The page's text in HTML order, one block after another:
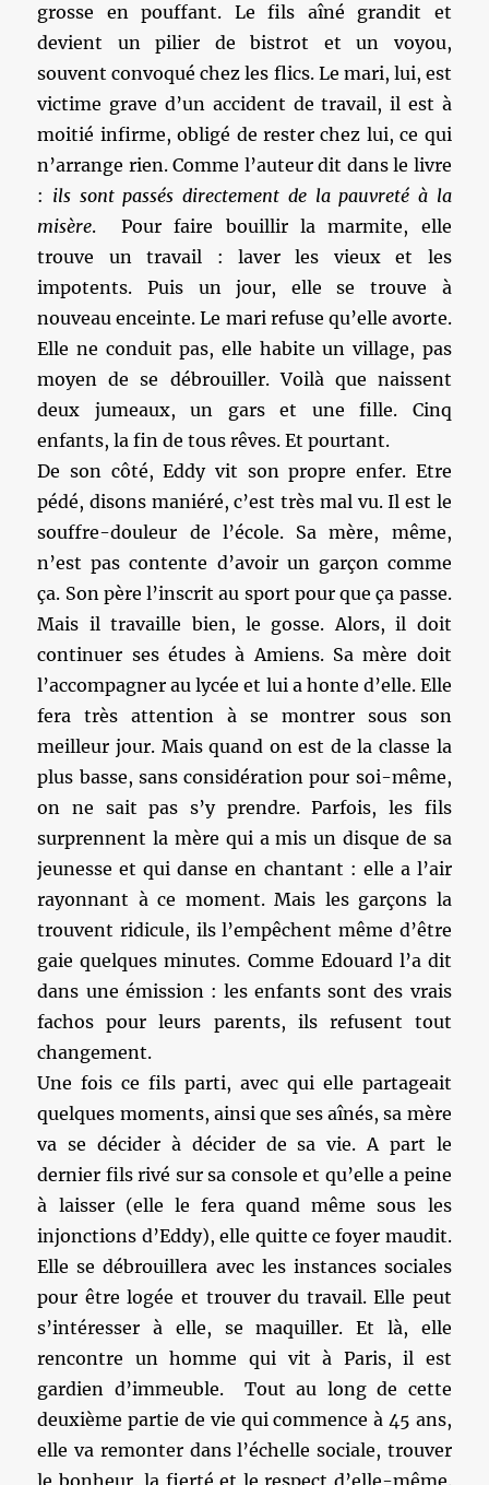
grosse en pouffant. Le fils aîné grandit et
devient un pilier de bistrot et un voyou,
souvent convoqué chez les flics. Le mari, lui, est
victime grave d’un accident de travail, il est à
moitié infirme, obligé de rester chez lui, ce qui
n’arrange rien. Comme l’auteur dit dans le livre
: ils sont passés directement de la pauvreté à la
misère. Pour faire bouillir la marmite, elle
trouve un travail : laver les vieux et les
impotents. Puis un jour, elle se trouve à
nouveau enceinte. Le mari refuse qu’elle avorte.
Elle ne conduit pas, elle habite un village, pas
moyen de se débrouiller. Voilà que naissent
deux jumeaux, un gars et une fille. Cinq
enfants, la fin de tous rêves. Et pourtant.
De son côté, Eddy vit son propre enfer. Etre
pédé, disons maniéré, c’est très mal vu. Il est le
souffre-douleur de l’école. Sa mère, même,
n’est pas contente d’avoir un garçon comme
ça. Son père l’inscrit au sport pour que ça passe.
Mais il travaille bien, le gosse. Alors, il doit
continuer ses études à Amiens. Sa mère doit
l’accompagner au lycée et lui a honte d’elle. Elle
fera très attention à se montrer sous son
meilleur jour. Mais quand on est de la classe la
plus basse, sans considération pour soi-même,
on ne sait pas s’y prendre. Parfois, les fils
surprennent la mère qui a mis un disque de sa
jeunesse et qui danse en chantant : elle a l’air
rayonnant à ce moment. Mais les garçons la
trouvent ridicule, ils l’empêchent même d’être
gaie quelques minutes. Comme Edouard l’a dit
dans une émission : les enfants sont des vrais
fachos pour leurs parents, ils refusent tout
changement.
Une fois ce fils parti, avec qui elle partageait
quelques moments, ainsi que ses aînés, sa mère
va se décider à décider de sa vie. A part le
dernier fils rivé sur sa console et qu’elle a peine
à laisser (elle le fera quand même sous les
injonctions d’Eddy), elle quitte ce foyer maudit.
Elle se débrouillera avec les instances sociales
pour être logée et trouver du travail. Elle peut
s’intéresser à elle, se maquiller. Et là, elle
rencontre un homme qui vit à Paris, il est
gardien d’immeuble. Tout au long de cette
deuxième partie de vie qui commence à 45 ans,
elle va remonter dans l’échelle sociale, trouver
le bonheur, la fierté et le respect d’elle-même.